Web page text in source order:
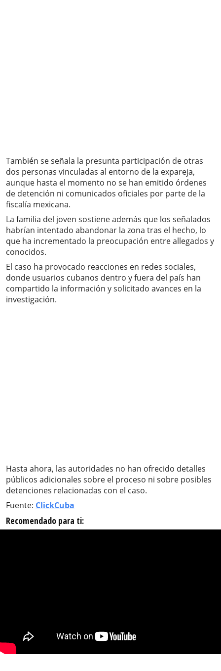
También se señala la presunta participación de otras
dos personas vinculadas al entorno de la expareja,
aunque hasta el momento no se han emitido órdenes
de detención ni comunicados oficiales por parte de la
fiscalía mexicana.
La familia del joven sostiene además que los señalados
habrían intentado abandonar la zona tras el hecho, lo
que ha incrementado la preocupación entre allegados y
conocidos.
El caso ha provocado reacciones en redes sociales,
donde usuarios cubanos dentro y fuera del país han
compartido la información y solicitado avances en la
investigación.
Hasta ahora, las autoridades no han ofrecido detalles
públicos adicionales sobre el proceso ni sobre posibles
detenciones relacionadas con el caso.
Fuente: ClickCuba
Recomendado para ti: